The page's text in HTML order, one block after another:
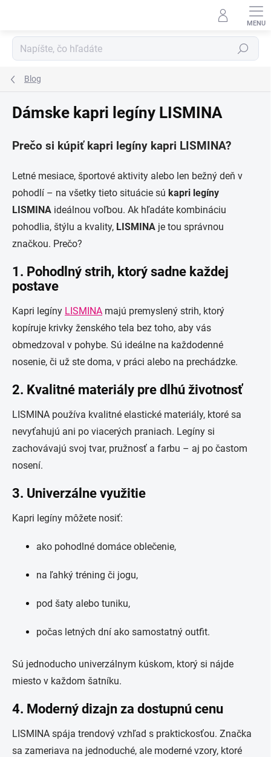
Hľadať
Blog
Dámske kapri legíny LISMINA
Prečo si kúpiť kapri legíny kapri LISMINA?
Letné mesiace, športové aktivity alebo len bežný deň v
pohodlí – na všetky tieto situácie sú kapri legíny
LISMINA ideálnou voľbou. Ak hľadáte kombináciu
pohodlia, štýlu a kvality, LISMINA je tou správnou
značkou. Prečo?
1. Pohodlný strih, ktorý sadne každej
postave
Kapri legíny LISMINA majú premyslený strih, ktorý
kopíruje krivky ženského tela bez toho, aby vás
obmedzoval v pohybe. Sú ideálne na každodenné
nosenie, či už ste doma, v práci alebo na prechádzke.
2. Kvalitné materiály pre dlhú životnosť
LISMINA používa kvalitné elastické materiály, ktoré sa
nevyťahujú ani po viacerých praniach. Legíny si
zachovávajú svoj tvar, pružnosť a farbu – aj po častom
nosení.
3. Univerzálne využitie
Kapri legíny môžete nosiť:
ako pohodlné domáce oblečenie,
na ľahký tréning či jogu,
pod šaty alebo tuniku,
počas letných dní ako samostatný outfit.
Sú jednoducho univerzálnym kúskom, ktorý si nájde
miesto v každom šatníku.
4. Moderný dizajn za dostupnú cenu
LISMINA spája trendový vzhľad s praktickosťou. Značka
sa zameriava na jednoduché, ale moderné vzory, ktoré